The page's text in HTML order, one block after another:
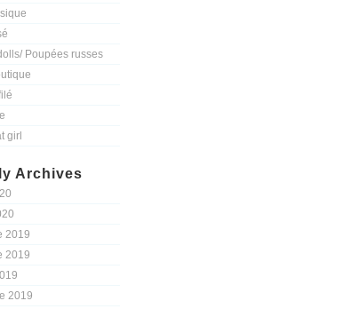
Poupées russes
girl
Archives
2019
2019
2019